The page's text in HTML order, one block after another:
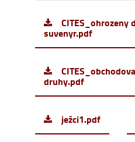
CITES_ohrozeny
suvenyr.pdf
druhy.pdf
ježci1.pdf